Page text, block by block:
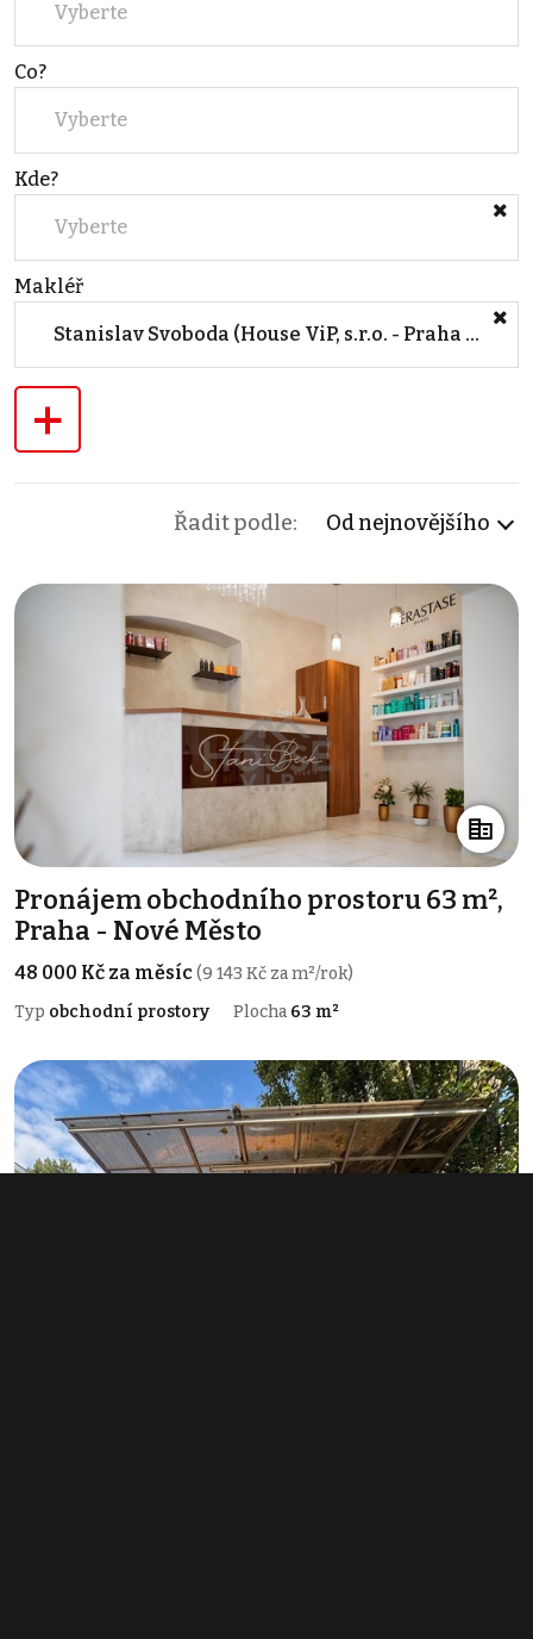
Vyberte
Co?
Vyberte
Kde?
Vyberte
Makléř
Stanislav Svoboda (House ViP, s.r.o. - Praha 7)
+
Řadit podle: Od nejnovějšího
Pronájem obchodního prostoru 63 m²,
Praha - Nové Město
48 000 Kč za měsíc(9 143 Kč za m²/rok)
Typ obchodní prostory Plocha 63 m²